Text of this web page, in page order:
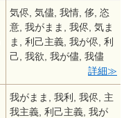
気侭, 気儘, 我情, 侈, 恣
意, 我がまま, 我侭, 気ま
ま, 利己主義, 我が侭, 利
己, 我欲, 我が儘, 我儘
詳細
我がまま, 我利, 我侭, 主
我主義, 利己主義, 我が